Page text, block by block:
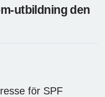
utbildning den
för SPF